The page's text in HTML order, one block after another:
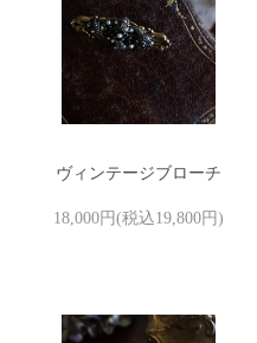
ヴィンテージブローチ
18,000円(税込19,800円)